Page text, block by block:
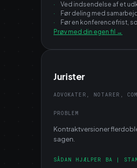
·
Ved indsendelse af et
·
Før deling med
·
Før en konferencefrist,
Prøv med din egen fil →
Jurister
ADVOKATER, NOTARER,
PROBLEM
Kontraktversioner
sagen.
SÅDAN HJÆLPER BA |